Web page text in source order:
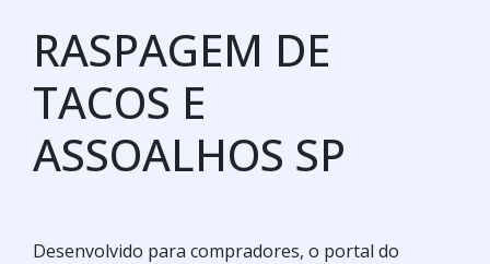
RASPAGEM DE
TACOS E
ASSOALHOS SP
Desenvolvido para compradores, o portal do